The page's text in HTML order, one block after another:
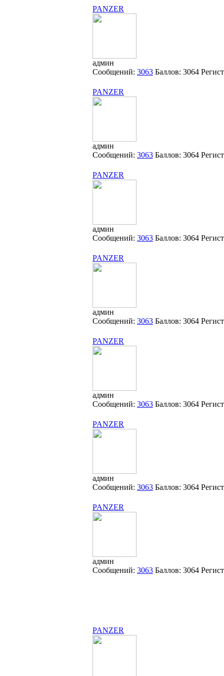
PANZER
админ
Сообщений: 3063 Баллов: 3064
PANZER
админ
Сообщений: 3063 Баллов: 3064
PANZER
админ
Сообщений: 3063 Баллов: 3064
PANZER
админ
Сообщений: 3063 Баллов: 3064
PANZER
админ
Сообщений: 3063 Баллов: 3064
PANZER
админ
Сообщений: 3063 Баллов: 3064
PANZER
админ
Сообщений: 3063 Баллов: 3064
PANZER